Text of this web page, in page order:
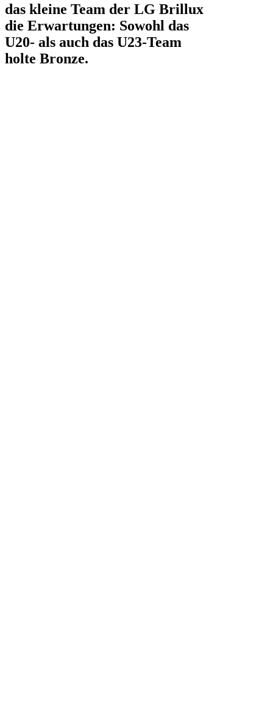
das kleine Team der LG Brillux
die Erwartungen: Sowohl das
U20- als auch das U23-Team
holte Bronze.